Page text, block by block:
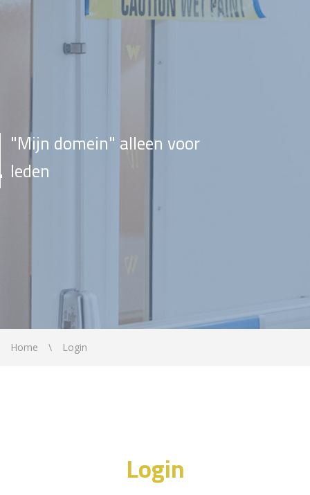
"Mijn domein" alleen voor
leden
Home Login
Login